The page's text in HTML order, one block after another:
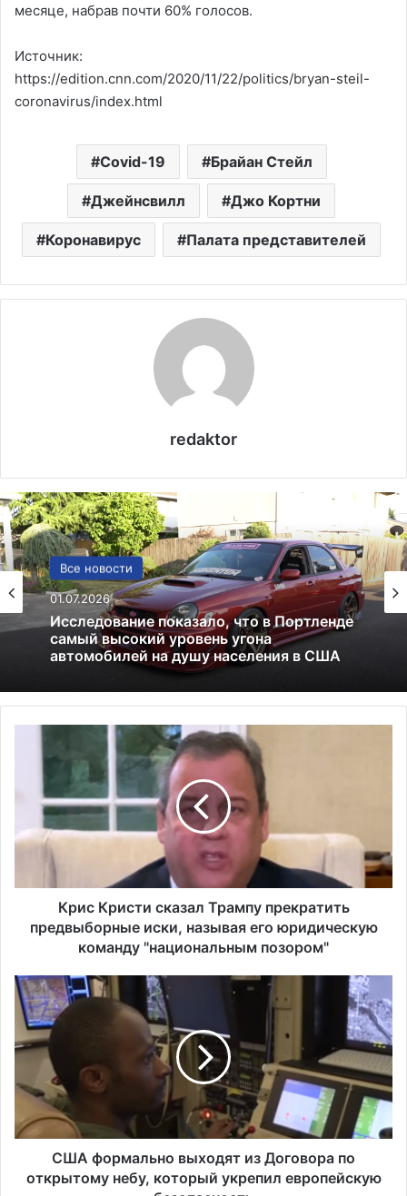
месяце, набрав почти 60% голосов.
Источник:
https://edition.cnn.com/2020/11/22/politics/bryan-steil-
coronavirus/index.html
Covid-19 Брайан Стейл
Джейнсвилл Джо Кортни
Коронавирус Палата представителей
redaktor
Все новости
01.07.2026
Исследование показало, что в Портленде
самый высокий уровень угона
автомобилей на душу населения в США
Политика
24.06.2025
Россия больше не получит американских
льгот: что это значит и к чему приведёт
с
и
т
з
а
Т
р
м
у
Крис Кристи сказал Трампу прекратить
предвыборные иски, называя его юридическую
команду "национальным позором"
С
Ш
ф
л
США формально выходят из Договора по
открытому небу, который укрепил европейскую